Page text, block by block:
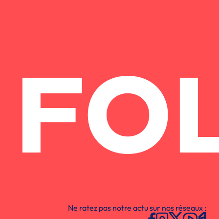
Ne ratez pas notre actu sur nos réseaux :